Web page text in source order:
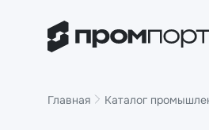
Главная Каталог